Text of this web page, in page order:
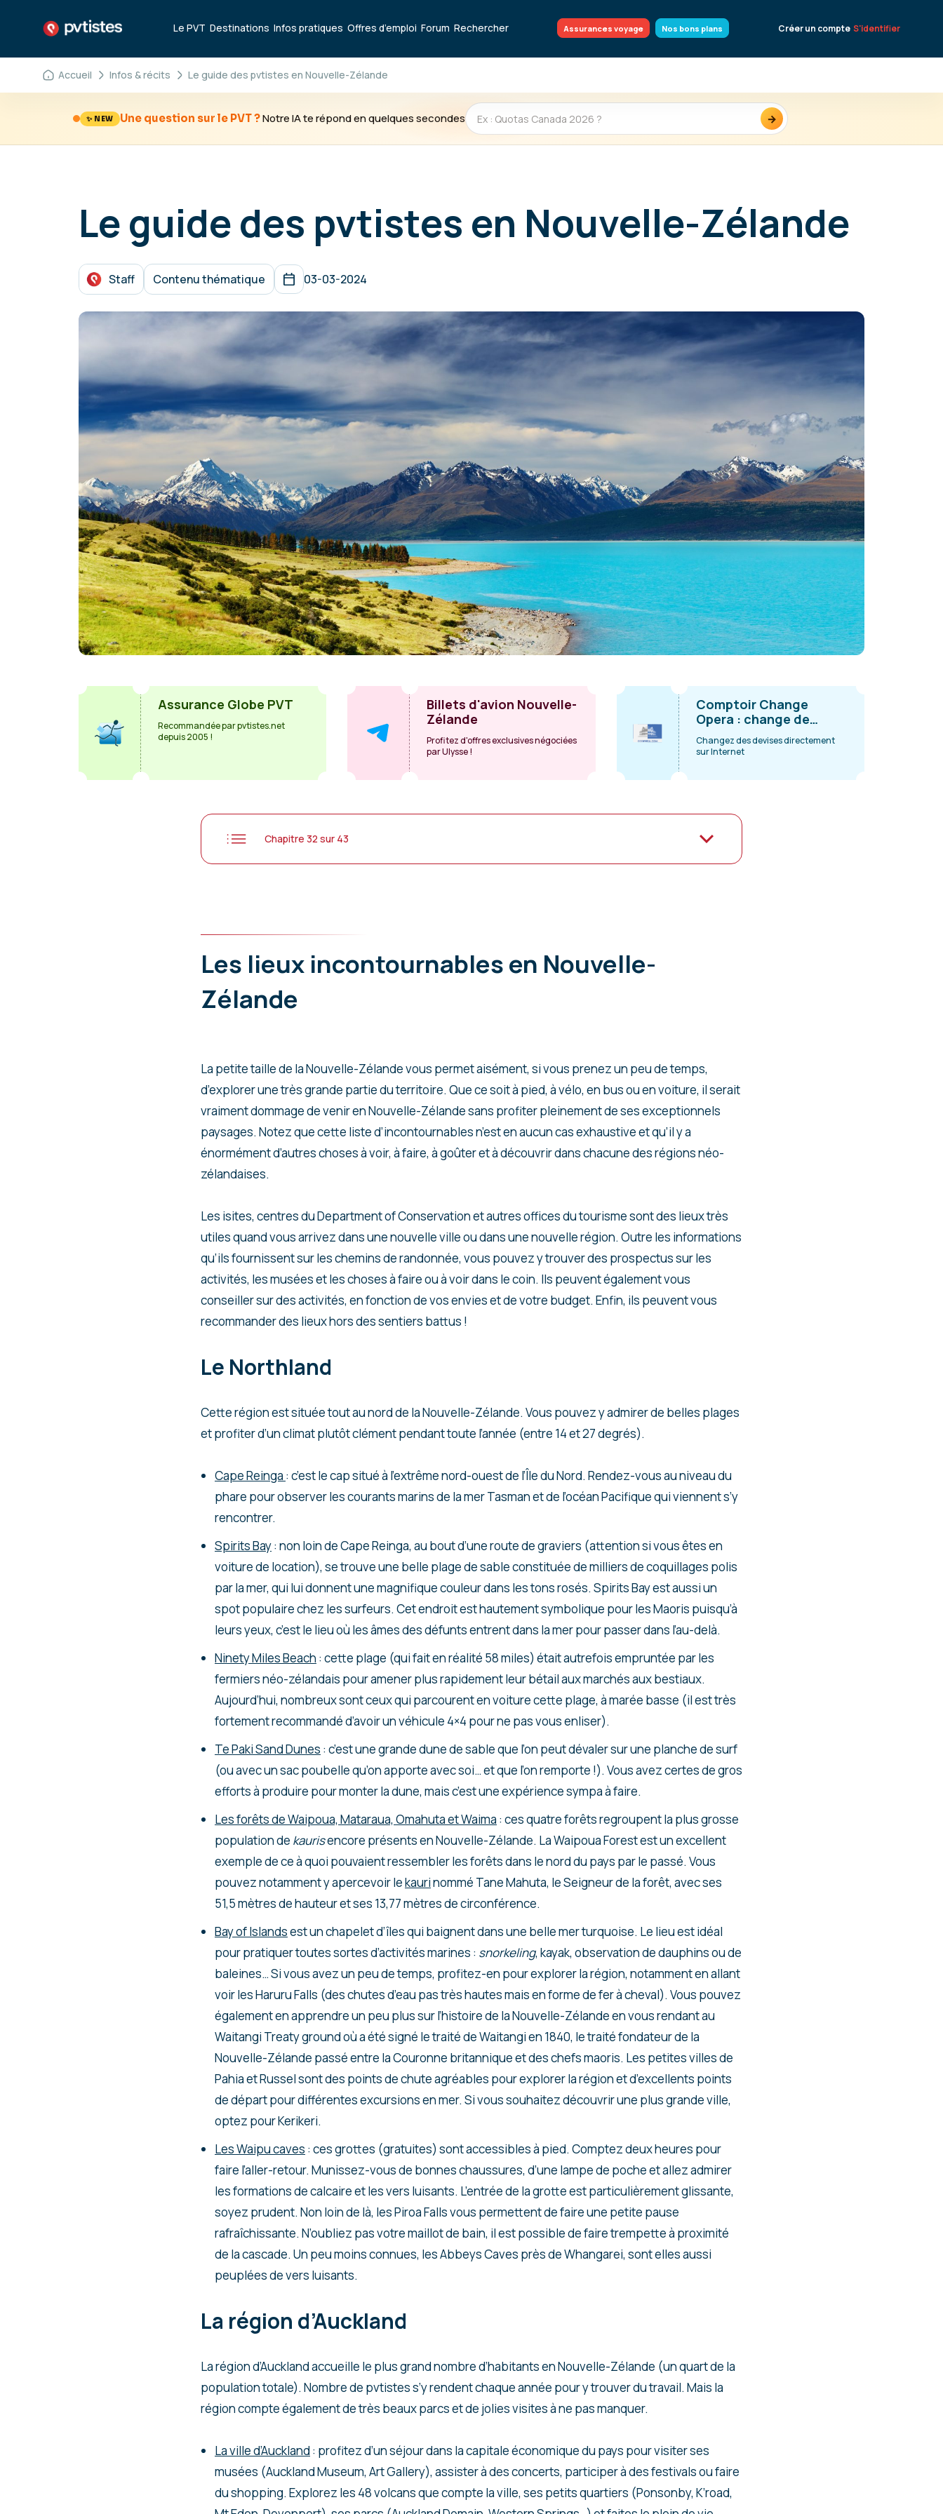
Le PVT Destinations Infos pratiques Offres d’emploi Forum Rechercher Assurances voyage Nos bons plans Créer un compte S'identifier
Accueil Infos & récits Le guide des pvtistes en Nouvelle-Zélande
✨ NEW Une question sur le PVT ?Notre IA te répond en quelques secondes →
Le guide des pvtistes en Nouvelle-Zélande
Staff Contenu thématique 03-03-2024
Assurance Globe PVT
Recommandée par pvtistes.net
depuis 2005 !
Billets d'avion Nouvelle-
Zélande
Profitez d'offres exclusives négociées
par Ulysse !
Comptoir Change
Opera : change de
devises
Changez des devises directement
sur Internet
Chapitre 32 sur 43
Les lieux incontournables en Nouvelle-
Zélande
La petite taille de la Nouvelle-Zélande vous permet aisément, si vous prenez un peu de temps,
d’explorer une très grande partie du territoire. Que ce soit à pied, à vélo, en bus ou en voiture, il serait
vraiment dommage de venir en Nouvelle-Zélande sans profiter pleinement de ses exceptionnels
paysages. Notez que cette liste d’incontournables n’est en aucun cas exhaustive et qu’il y a
énormément d’autres choses à voir, à faire, à goûter et à découvrir dans chacune des régions néo-
zélandaises.
Les isites, centres du Department of Conservation et autres offices du tourisme sont des lieux très
utiles quand vous arrivez dans une nouvelle ville ou dans une nouvelle région. Outre les informations
qu’ils fournissent sur les chemins de randonnée, vous pouvez y trouver des prospectus sur les
activités, les musées et les choses à faire ou à voir dans le coin. Ils peuvent également vous
conseiller sur des activités, en fonction de vos envies et de votre budget. Enfin, ils peuvent vous
recommander des lieux hors des sentiers battus !
Le Northland
Cette région est située tout au nord de la Nouvelle-Zélande. Vous pouvez y admirer de belles plages
et profiter d’un climat plutôt clément pendant toute l’année (entre 14 et 27 degrés).
Cape Reinga : c’est le cap situé à l’extrême nord-ouest de l’Île du Nord. Rendez-vous au niveau du
phare pour observer les courants marins de la mer Tasman et de l’océan Pacifique qui viennent s’y
rencontrer.
Spirits Bay: non loin de Cape Reinga, au bout d’une route de graviers (attention si vous êtes en
voiture de location), se trouve une belle plage de sable constituée de milliers de coquillages polis
par la mer, qui lui donnent une magnifique couleur dans les tons rosés. Spirits Bay est aussi un
spot populaire chez les surfeurs. Cet endroit est hautement symbolique pour les Maoris puisqu’à
leurs yeux, c’est le lieu où les âmes des défunts entrent dans la mer pour passer dans l’au-delà.
Ninety Miles Beach : cette plage (qui fait en réalité 58 miles) était autrefois empruntée par les
fermiers néo-zélandais pour amener plus rapidement leur bétail aux marchés aux bestiaux.
Aujourd’hui, nombreux sont ceux qui parcourent en voiture cette plage, à marée basse (il est très
fortement recommandé d’avoir un véhicule 4×4 pour ne pas vous enliser).
Te Paki Sand Dunes : c’est une grande dune de sable que l’on peut dévaler sur une planche de surf
(ou avec un sac poubelle qu’on apporte avec soi… et que l’on remporte !). Vous avez certes de gros
efforts à produire pour monter la dune, mais c’est une expérience sympa à faire.
Les forêts de Waipoua, Mataraua, Omahuta et Waima : ces quatre forêts regroupent la plus grosse
population de kaurisencore présents en Nouvelle-Zélande. La Waipoua Forest est un excellent
exemple de ce à quoi pouvaient ressembler les forêts dans le nord du pays par le passé. Vous
pouvez notamment y apercevoir lekaurinommé Tane Mahuta, le Seigneur de la forêt, avec ses
51,5 mètres de hauteur et ses 13,77 mètres de circonférence.
Bay of Islandsest un chapelet d’îles qui baignent dans une belle mer turquoise. Le lieu est idéal
pour pratiquer toutes sortes d’activités marines : snorkeling, kayak, observation de dauphins ou de
baleines… Si vous avez un peu de temps, profitez-en pour explorer la région, notamment en allant
voir les Haruru Falls (des chutes d’eau pas très hautes mais en forme de fer à cheval). Vous pouvez
également en apprendre un peu plus sur l’histoire de la Nouvelle-Zélande en vous rendant au
Waitangi Treaty ground où a été signé le traité de Waitangi en 1840, le traité fondateur de la
Nouvelle-Zélande passé entre la Couronne britannique et des chefs maoris. Les petites villes de
Pahia et Russel sont des points de chute agréables pour explorer la région et d’excellents points
de départ pour différentes excursions en mer. Si vous souhaitez découvrir une plus grande ville,
optez pour Kerikeri.
Les Waipu caves : ces grottes (gratuites) sont accessibles à pied. Comptez deux heures pour
faire l’aller-retour. Munissez-vous de bonnes chaussures, d’une lampe de poche et allez admirer
les formations de calcaire et les vers luisants. L’entrée de la grotte est particulièrement glissante,
soyez prudent. Non loin de là, les Piroa Falls vous permettent de faire une petite pause
rafraîchissante. N’oubliez pas votre maillot de bain, il est possible de faire trempette à proximité
de la cascade. Un peu moins connues, les Abbeys Caves près de Whangarei, sont elles aussi
peuplées de vers luisants.
La région d’Auckland
La région d’Auckland accueille le plus grand nombre d’habitants en Nouvelle-Zélande (un quart de la
population totale). Nombre de pvtistes s’y rendent chaque année pour y trouver du travail. Mais la
région compte également de très beaux parcs et de jolies visites à ne pas manquer.
La ville d’Auckland : profitez d’un séjour dans la capitale économique du pays pour visiter ses
musées (Auckland Museum, Art Gallery), assister à des concerts, participer à des festivals ou faire
du shopping. Explorez les 48 volcans que compte la ville, ses petits quartiers (Ponsonby, K’road,